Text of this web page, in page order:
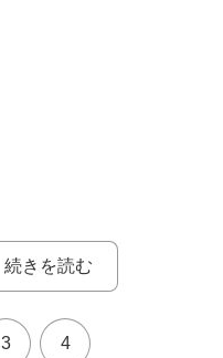
続きを読む
3 4